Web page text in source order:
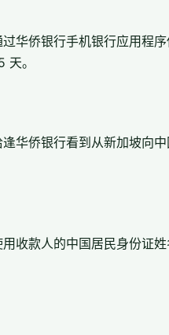
华侨银行手机银行应用程
天。
逢华侨银行看到从新加坡向
收款人的中国居民身份证